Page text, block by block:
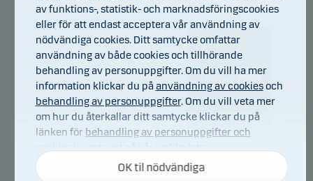
Danske Bank Asset
Management
av funktions-, statistik- och marknadsföringscookies
eller för att endast acceptera vår användning av
nödvändiga cookies. Ditt samtycke omfattar
användning av både cookies och tillhörande
behandling av personuppgifter. Om du vill ha mer
information klickar du påanvändning av cookiesoch
behandling av personuppgifter. Om du vill veta mer
om hur du återkallar ditt samtycke klickar du på
länken för behandling av personuppgifter och
OK til nödvändiga